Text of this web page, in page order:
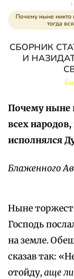
Почему ныне никто
тогда
СБОРНИК
И
Почему ныне
всех
исполнялся
Блаженного
Ныне
Господь
на земле.
сказав так:
отойду,аще